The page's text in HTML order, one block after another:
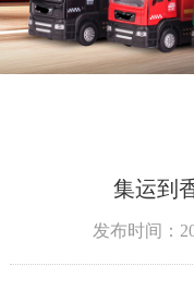
集运到
发布时间：